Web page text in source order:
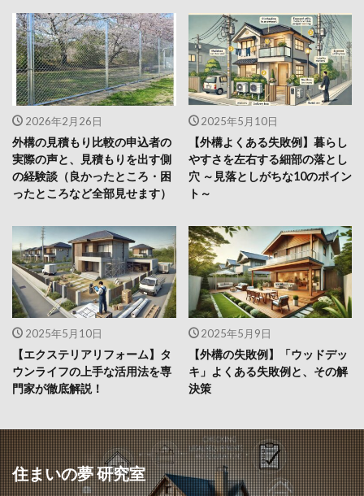
2026年2月26日
外構の見積もり比較の申込者の
実際の声と、見積もりを出す側
の経験談（良かったところ・困
ったところなど全部見せます）
2025年5月10日
【外構よくある失敗例】暮らし
やすさを左右する細部の落とし
穴 ～見落としがちな10のポイン
ト～
2025年5月10日
【エクステリアリフォーム】タ
ウンライフの上手な活用法を専
門家が徹底解説！
2025年5月9日
【外構の失敗例】「ウッドデッ
キ」よくある失敗例と、その解
決策
住まいの夢 研究室